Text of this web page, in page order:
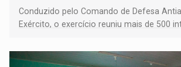
Conduzido pelo Comando de Defesa
Exército, o exercício reuniu mais de 500